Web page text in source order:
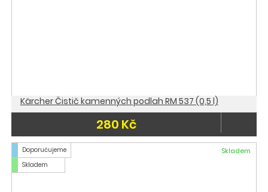
Kärcher Čistič kamenných podlah RM 537 (0,5 l)
280 Kč
Doporučujeme
Skladem
Skladem